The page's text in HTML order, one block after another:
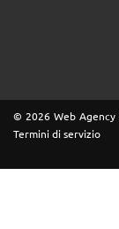
© 2026 Web Agency
Termini di servizio